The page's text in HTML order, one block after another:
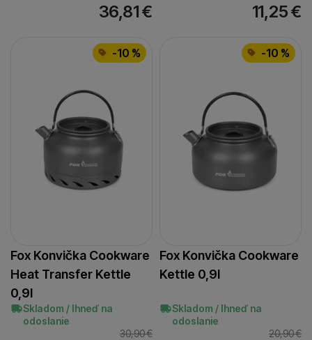
36,81€ 11,25€
-10 %
Fox Konvička Cookware
Heat Transfer Kettle
0,9l
Skladom / Ihneď na
odoslanie
30,90€
-10 %
Fox Konvička Cookware
Kettle 0,9l
Skladom / Ihneď na
odoslanie
20,90€